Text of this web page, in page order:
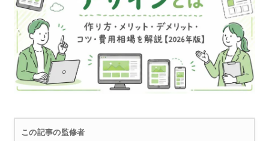
この記事の監修者